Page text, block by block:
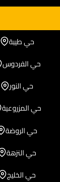
حي طيبة
حي الفردوس
حي النور
حي المزروعية
حي الروضة
حي النزهة
حي الخليج